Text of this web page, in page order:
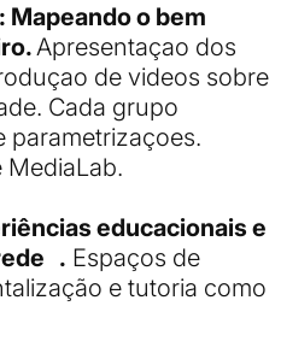
Mapeando o bem
Apresentaçao dos
de videos sobre
Cada grupo
parametrizaçoes.
MediaLab.
educacionais e
. Espaços de
e tutoria como